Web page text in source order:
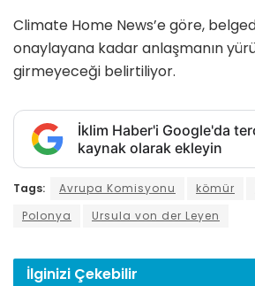
Climate Home News’e göre,
onaylayana kadar anlaşmanın
girmeyeceği belirtiliyor.
İklim Haber'i Google'da
kaynak olarak ekleyin
Tags: Avrupa Komisyonu kömür
Polonya
Ursula von der Leyen
İlginizi Çekebilir